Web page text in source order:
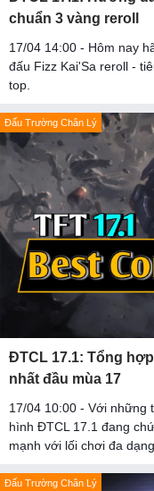
chuẩn 3 vàng reroll
17/04 14:00 - Hôm nay
đấu Fizz Kai'Sa reroll -
top.
Đấu Trường Chân Lý
ĐTCL 17.1: Tổng
nhất đầu mùa 17
17/04 10:00 - Với những
hình ĐTCL 17.1 đang
mạnh với lối chơi đa dạng.
Đấu Trường Chân Lý